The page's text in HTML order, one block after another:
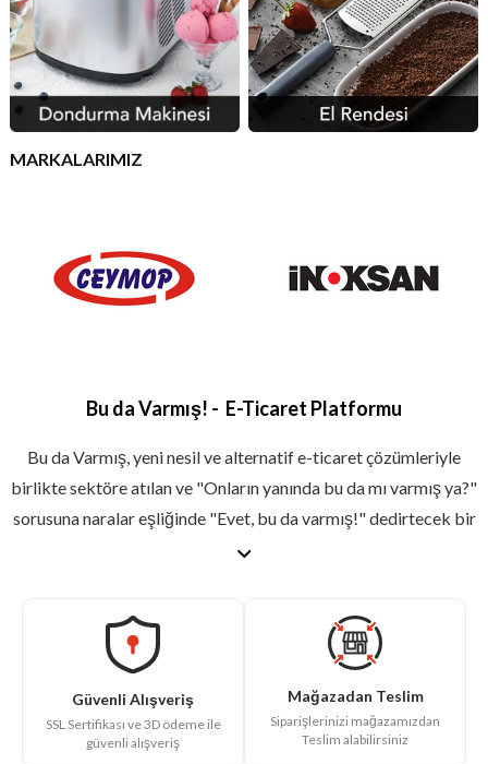
MARKALARIMIZ
Bu da Varmış! - E-Ticaret Platformu
Bu da Varmış, yeni nesil ve alternatif e-ticaret çözümleriyle
birlikte sektöre atılan ve "Onların yanında bu da mı varmış ya?"
sorusuna naralar eşliğinde "Evet, bu da varmış!" dedirtecek bir
e-ticaret platformudur. Şu anlık sadece endüstriyel mutfak ve
Güvenli Alışveriş
SSL Sertifikası ve 3D ödeme ile
güvenli alışveriş
Mağazadan Teslim
Siparişlerinizi mağazamızdan
Teslim alabilirsiniz